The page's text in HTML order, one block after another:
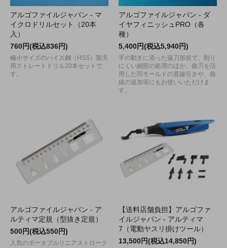
アルゴファイルジャパン - マ
イクロドリルセット（20本
入）
760円(税込836円)
極小サイズのハイス鋼（HSS）製汎
用ストレートドリル20本セットで
す。
アルゴファイルジャパン - ダ
イヤフィニッシュPRO（各
種）
5,400円(税込5,940円)
手の動きに添った薙刀形状で、削り
にくい細部の処理のほか、曲刃を活
用した凹モールドの直線引きや、曲
線の追加等にもお使いいただけま
す。
アルゴファイルジャパン - ア
ルティマ定規（型抜き定規）
500円(税込550円)
人気のポータブルリニアストローク
【送料店舗負担】アルゴファ
イルジャパン - アルティマ
7（電動ヤスリ掛けツール）
13,500円(税込14,850円)